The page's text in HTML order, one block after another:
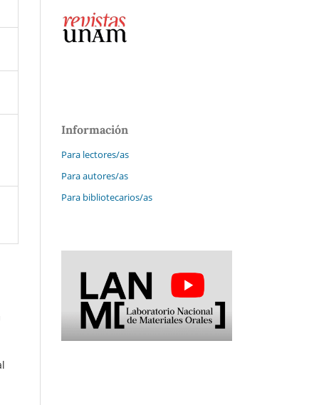
Información
Para lectores/as
Para autores/as
Para bibliotecarios/as